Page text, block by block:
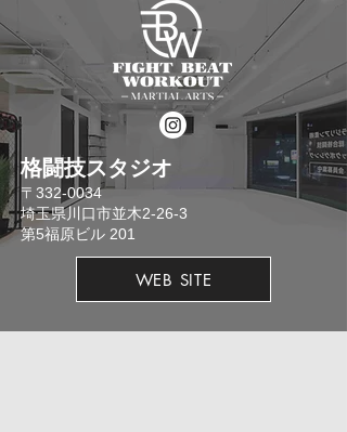
格闘技スタジオ
​〒332-0034
埼玉県川口市並木2-26-3
​第5福原ビル 201
WEB SITE